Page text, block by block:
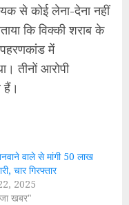
से कोई लेना-देना नहीं
कि विक्की शराब के
में
तीनों आरोपी
हैं।
वाले से मांगी 50 लाख
चार गिरफ्तार
2025
खबर"